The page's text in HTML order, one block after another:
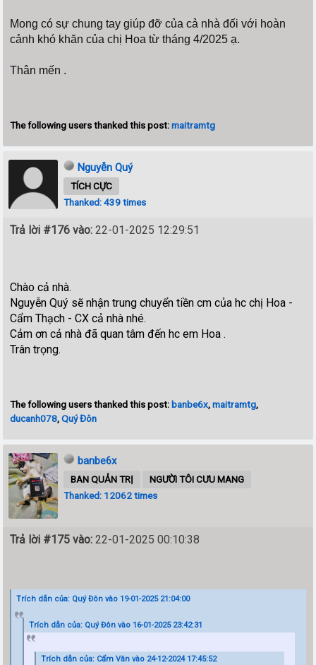
Mong có sự chung tay giúp đỡ của cả nhà đối với hoàn
cảnh khó khăn của chị Hoa từ tháng 4/2025 ạ.
Thân mến .
The following users thanked this post:maitramtg
Nguyễn Quý
TÍCH CỰC
Thanked: 439 times
Trả lời #176 vào: 22-01-2025 12:29:51
Chào cả nhà.
Nguyễn Quý sẽ nhận trung chuyển tiền cm của hc chị Hoa -
Cẩm Thạch - CX cả nhà nhé.
Cảm ơn cả nhà đã quan tâm đến hc em Hoa .
Trân trọng.
The following users thanked this post:banbe6x,maitramtg,
ducanh078,Quý Đôn
banbe6x
BAN QUẢN TRỊ
NGƯỜI TÔI CƯU MANG
Thanked: 12062 times
Trả lời #175 vào: 22-01-2025 00:10:38
Trích dẫn của: Quý Đôn vào 19-01-2025 21:04:00
Trích dẫn của: Quý Đôn vào 16-01-2025 23:42:31
Trích dẫn của: Cẩm Vân vào 24-12-2024 17:45:52